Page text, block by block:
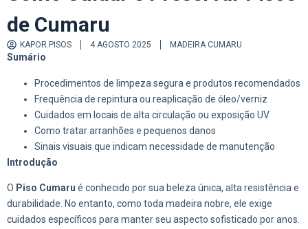
de Cumaru
KAPOR PISOS 4 AGOSTO 2025 MADEIRA CUMARU
Sumário
Procedimentos de limpeza segura e produtos recomendados
Frequência de repintura ou reaplicação de óleo/verniz
Cuidados em locais de alta circulação ou exposição UV
Como tratar arranhões e pequenos danos
Sinais visuais que indicam necessidade de manutenção
Introdução
O Piso Cumaru é conhecido por sua beleza única, alta resistência e
durabilidade. No entanto, como toda madeira nobre, ele exige
cuidados específicos para manter seu aspecto sofisticado por anos.